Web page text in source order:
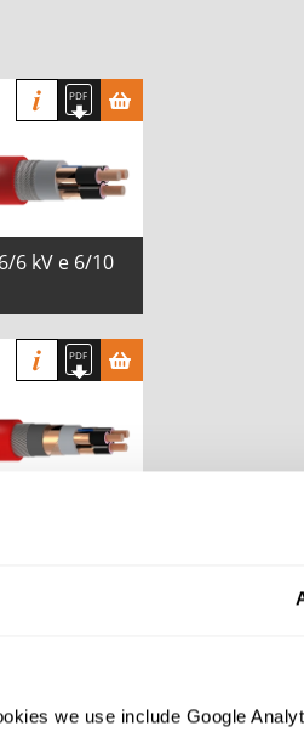
we use include Google
6 kV e 6/10